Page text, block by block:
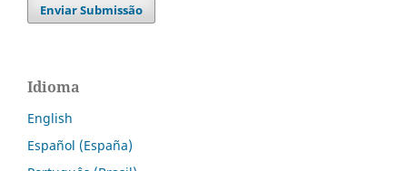
Enviar Submissão
Idioma
English
Español (España)